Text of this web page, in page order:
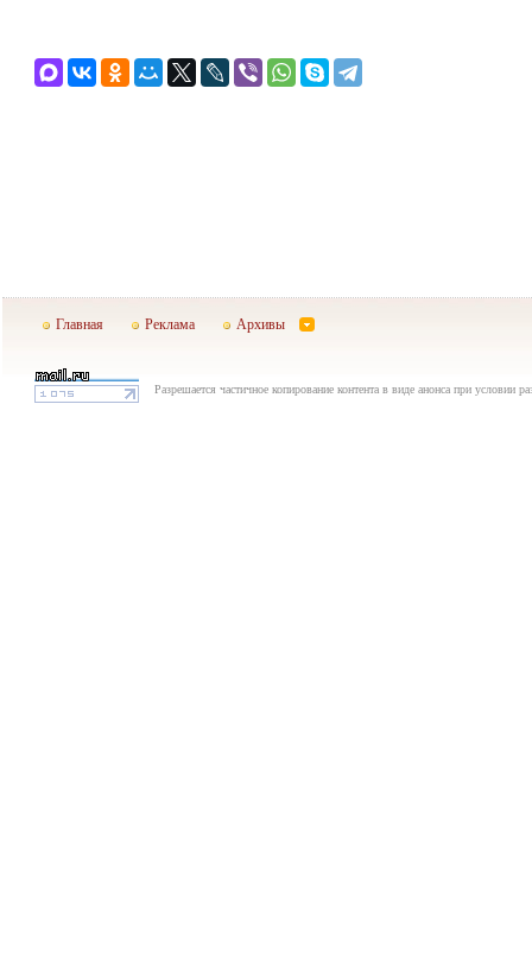
Главная Реклама Архивы
Разрешается частичное копирование контента в виде анонса при условии